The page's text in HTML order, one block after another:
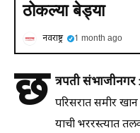
ठोकल्या बेड्या
नवराष्ट्र 1 month ago
छ त्रपती संभाजीनगर
परिसरात समीर
याची भररस्त्यात